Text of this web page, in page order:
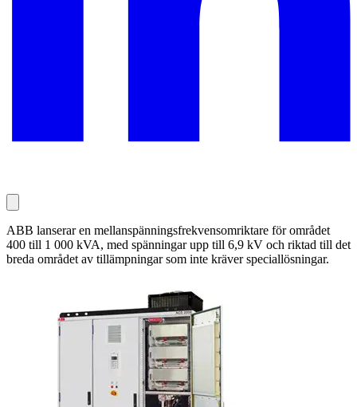
ABB lanserar en mellanspänningsfrekvensomriktare för området
400 till 1 000 kVA, med spänningar upp till 6,9 kV och riktad till det
breda området av tillämpningar som inte kräver speciallösningar.